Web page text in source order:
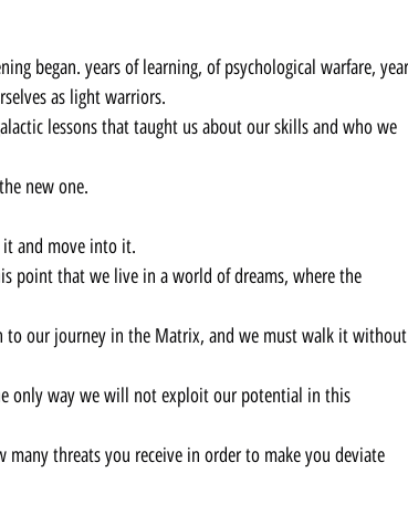
as light warriors.
lessons that taught us about our skills and who we
new one.
and move into it.
point that we live in a world of dreams, where the
to our journey in the Matrix, and we must walk it without
only way we will not exploit our potential in this
threats you receive in order to make you deviate